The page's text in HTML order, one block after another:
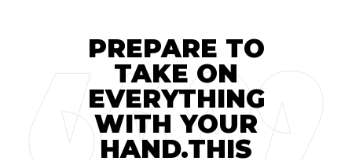
PREPARE TO
TAKE ON
EVERYTHING
WITH YOUR
HAND.THIS